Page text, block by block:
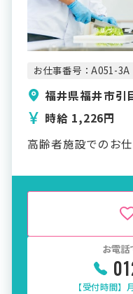
お仕事番号：A051-3A
福井県福井市引
時給 1,226円
高齢者施設でのお
お電話
【受付時間